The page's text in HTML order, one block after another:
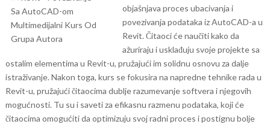
objašnjava proces ubacivanja i
povezivanja podataka iz AutoCAD-a u
Revit. Čitaoci će naučiti kako da
ažuriraju i usklađuju svoje projekte sa
ostalim elementima u Revit-u, pružajući im solidnu osnovu za dalje
istraživanje. Nakon toga, kurs se fokusira na napredne tehnike rada u
Revit-u, pružajući čitaocima dublje razumevanje softvera i njegovih
mogućnosti. Tu su i saveti za efikasnu razmenu podataka, koji će
čitaocima omogućiti da optimizuju svoj radni proces i postignu bolje